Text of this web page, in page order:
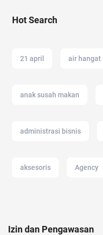
Hot Search
21 april air hangat
anak susah makan
administrasi bisnis
aksesoris Agency
Izin dan Pengawasan